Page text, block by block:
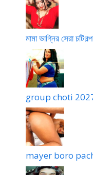
মামা ভাগ্নির সেরা চটিগল্প
group choti 2027
mayer boro pacha